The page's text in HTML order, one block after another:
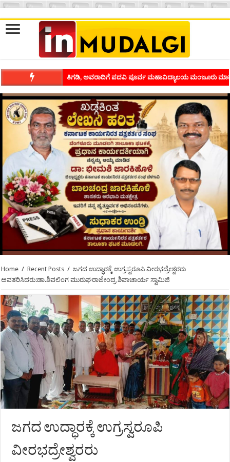
ತಿಗಡಿ, ಅವರಾದಿಗೆ ಪದವಿ ಪೂರ್ವ ಮಹಾವಿದ್ಯಾಲಯ ಮಂಜೂರು
Home / Recent Posts / ಜಗದ ಉದ್ಧಾರಕ್ಕೆ ಉಗ್ರಸ್ವರೂಪಿ ವೀರಭದ್ರೇಶ್ವರರು
ಅವತರಿಸಿದರು:ಡಾ.ಶಿವಲಿಂಗ ಮುರುಘರಾಜೇಂದ್ರ ಶಿವಾಚಾರ್ಯ ಸ್ವಾಮಿಜಿ
ಜಗದ ಉದ್ಧಾರಕ್ಕೆ ಉಗ್ರಸ್ವರೂಪಿ
ವೀರಭದ್ರೇಶ್ವರರು